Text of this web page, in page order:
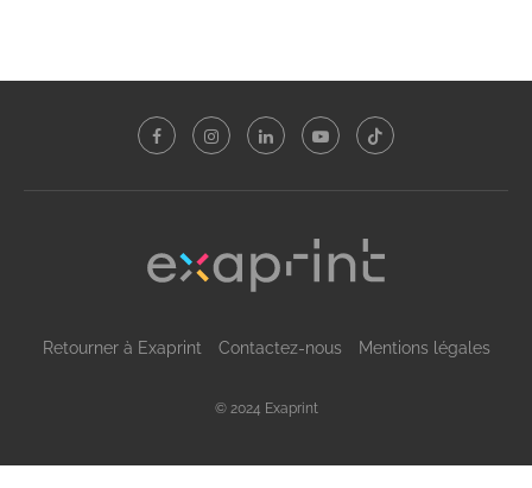
Retourner à Exaprint Contactez-nous Mentions légales
© 2024 Exaprint